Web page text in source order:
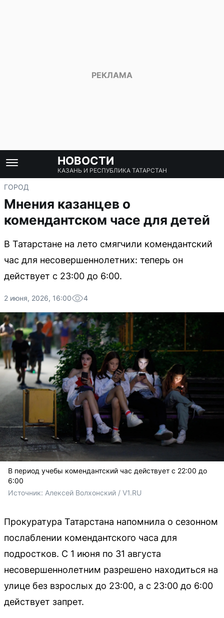
НОВОСТИ
КАЗАНЬ И РЕСПУБЛИКА ТАТАРСТАН
ГОРОД
Мнения казанцев о
комендантском часе для детей
В Татарстане на лето смягчили комендантский
час для несовершеннолетних: теперь он
действует с 23:00 до 6:00.
2 июня, 2026, 16:00 4
В период учебы комендантский час действует с 22:00 до
6:00
Источник: Алексей Волхонский / V1.RU
Прокуратура Татарстана напомнила о сезонном
послаблении комендантского часа для
подростков. С 1 июня по 31 августа
несовершеннолетним разрешено находиться на
улице без взрослых до 23:00, а с 23:00 до 6:00
действует запрет.